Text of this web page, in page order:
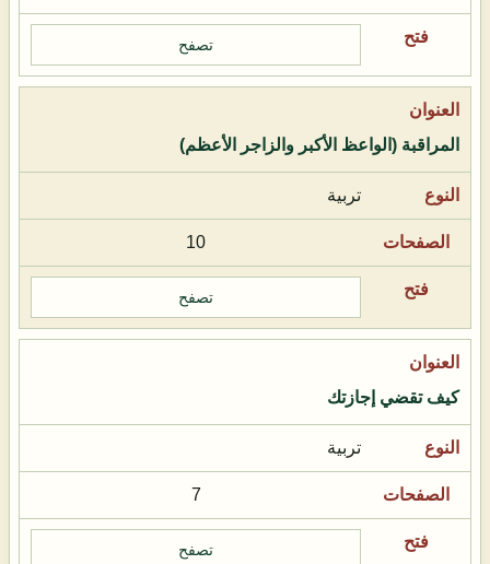
تصفح
المراقبة (الواعظ الأكبر والزاجر الأعظم)
تربية
10
تصفح
كيف تقضي إجازتك
تربية
7
تصفح